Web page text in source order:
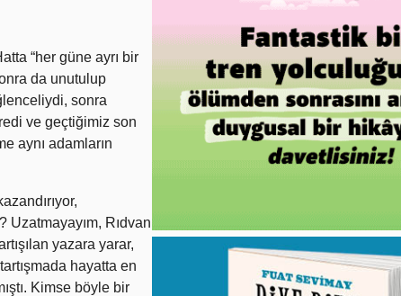
“her güne ayrı bir
da unutulup
sonra
ve geçtiğimiz son
aynı adamların
Uzatmayayım, Rıdvan
yazara yarar,
hayatta en
Kimse böyle bir